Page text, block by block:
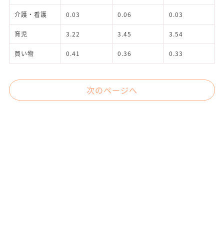
介護・看護 0.03 0.06 0.03
育児 3.22 3.45 3.54
買い物 0.41 0.36 0.33
次のページへ